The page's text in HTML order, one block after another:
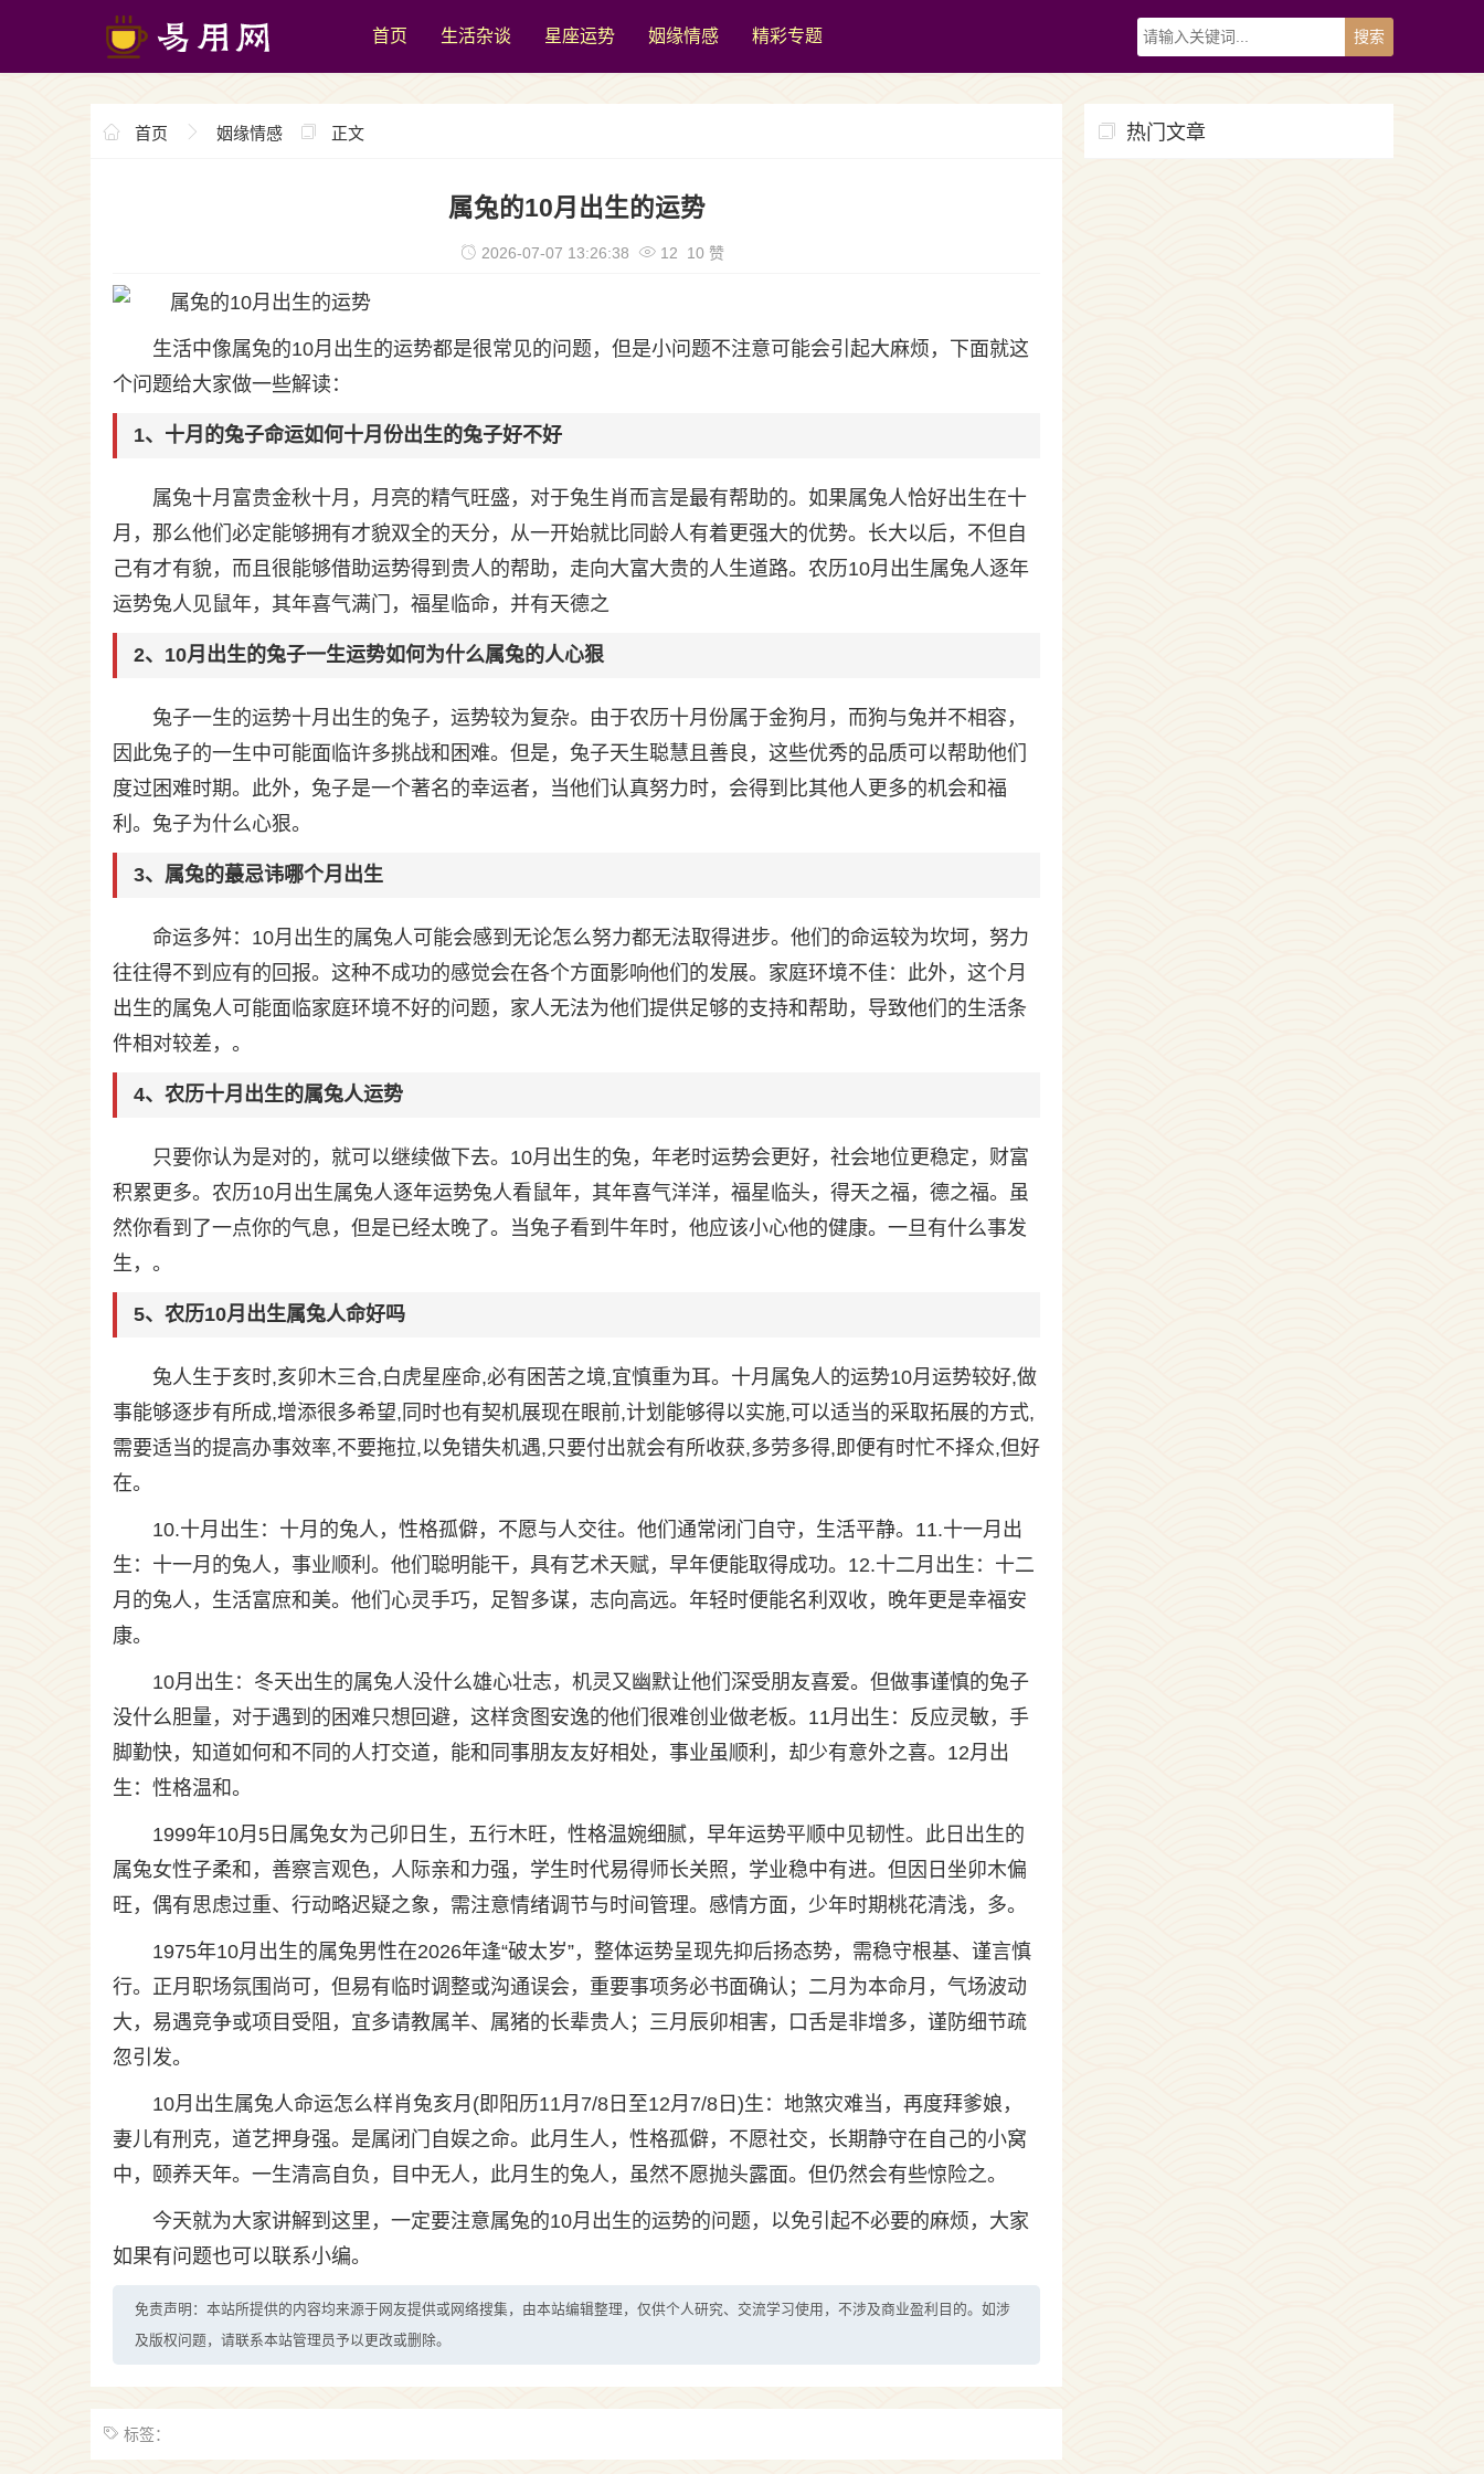
首页 生活杂谈 星座运势 姻缘情感 精彩专题
首页 姻缘情感 正文
属兔的10月出生的运势
2026-07-07 13:26:38 12 10 赞
生活中像属兔的10月出生的运势都是很常见的问题，但是小问题不注意可能会引起大麻烦，下面就这
个问题给大家做一些解读：
1、十月的兔子命运如何十月份出生的兔子好不好
属兔十月富贵金秋十月，月亮的精气旺盛，对于兔生肖而言是最有帮助的。如果属兔人恰好出生在十
月，那么他们必定能够拥有才貌双全的天分，从一开始就比同龄人有着更强大的优势。长大以后，不但自
己有才有貌，而且很能够借助运势得到贵人的帮助，走向大富大贵的人生道路。农历10月出生属兔人逐年
运势兔人见鼠年，其年喜气满门，福星临命，并有天德之
2、10月出生的兔子一生运势如何为什么属兔的人心狠
兔子一生的运势十月出生的兔子，运势较为复杂。由于农历十月份属于金狗月，而狗与兔并不相容，
因此兔子的一生中可能面临许多挑战和困难。但是，兔子天生聪慧且善良，这些优秀的品质可以帮助他们
度过困难时期。此外，兔子是一个著名的幸运者，当他们认真努力时，会得到比其他人更多的机会和福
利。兔子为什么心狠。
3、属兔的蕞忌讳哪个月出生
命运多舛：10月出生的属兔人可能会感到无论怎么努力都无法取得进步。他们的命运较为坎坷，努力
往往得不到应有的回报。这种不成功的感觉会在各个方面影响他们的发展。家庭环境不佳：此外，这个月
出生的属兔人可能面临家庭环境不好的问题，家人无法为他们提供足够的支持和帮助，导致他们的生活条
件相对较差，。
4、农历十月出生的属兔人运势
只要你认为是对的，就可以继续做下去。10月出生的兔，年老时运势会更好，社会地位更稳定，财富
积累更多。农历10月出生属兔人逐年运势兔人看鼠年，其年喜气洋洋，福星临头，得天之福，德之福。虽
然你看到了一点你的气息，但是已经太晚了。当兔子看到牛年时，他应该小心他的健康。一旦有什么事发
生，。
5、农历10月出生属兔人命好吗
兔人生于亥时,亥卯木三合,白虎星座命,必有困苦之境,宜慎重为耳。十月属兔人的运势10月运势较好,做
事能够逐步有所成,增添很多希望,同时也有契机展现在眼前,计划能够得以实施,可以适当的采取拓展的方式,
需要适当的提高办事效率,不要拖拉,以免错失机遇,只要付出就会有所收获,多劳多得,即便有时忙不择众,但好
在。
10.十月出生：十月的兔人，性格孤僻，不愿与人交往。他们通常闭门自守，生活平静。11.十一月出
生：十一月的兔人，事业顺利。他们聪明能干，具有艺术天赋，早年便能取得成功。12.十二月出生：十二
月的兔人，生活富庶和美。他们心灵手巧，足智多谋，志向高远。年轻时便能名利双收，晚年更是幸福安
康。
10月出生：冬天出生的属兔人没什么雄心壮志，机灵又幽默让他们深受朋友喜爱。但做事谨慎的兔子
没什么胆量，对于遇到的困难只想回避，这样贪图安逸的他们很难创业做老板。11月出生：反应灵敏，手
脚勤快，知道如何和不同的人打交道，能和同事朋友友好相处，事业虽顺利，却少有意外之喜。12月出
生：性格温和。
1999年10月5日属兔女为己卯日生，五行木旺，性格温婉细腻，早年运势平顺中见韧性。此日出生的
属兔女性子柔和，善察言观色，人际亲和力强，学生时代易得师长关照，学业稳中有进。但因日坐卯木偏
旺，偶有思虑过重、行动略迟疑之象，需注意情绪调节与时间管理。感情方面，少年时期桃花清浅，多。
1975年10月出生的属兔男性在2026年逢“破太岁”，整体运势呈现先抑后扬态势，需稳守根基、谨言慎
行。正月职场氛围尚可，但易有临时调整或沟通误会，重要事项务必书面确认；二月为本命月，气场波动
大，易遇竞争或项目受阻，宜多请教属羊、属猪的长辈贵人；三月辰卯相害，口舌是非增多，谨防细节疏
忽引发。
10月出生属兔人命运怎么样肖兔亥月(即阳历11月7/8日至12月7/8日)生：地煞灾难当，再度拜爹娘，
妻儿有刑克，道艺押身强。是属闭门自娱之命。此月生人，性格孤僻，不愿社交，长期静守在自己的小窝
中，颐养天年。一生清高自负，目中无人，此月生的兔人，虽然不愿抛头露面。但仍然会有些惊险之。
今天就为大家讲解到这里，一定要注意属兔的10月出生的运势的问题，以免引起不必要的麻烦，大家
如果有问题也可以联系小编。
免责声明：本站所提供的内容均来源于网友提供或网络搜集，由本站编辑整理，仅供个人研究、交流学习使用，不涉及商业盈利目的。如涉
及版权问题，请联系本站管理员予以更改或删除。
标签：
热门文章